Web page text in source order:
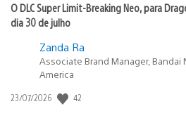
O DLC Super Limit-Breaking Neo, para
dia 30 de julho
Zanda Ra
Associate Brand Manager,
America
Data
23/07/2026 42